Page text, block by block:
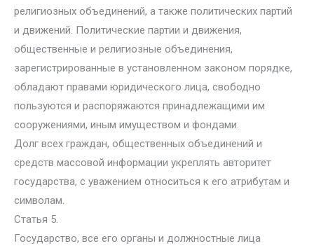
религиозных объединений, а также политических партий
и движений. Политические партии и движения,
общественные и религиозные объединения,
зарегистрированные в установленном законом порядке,
обладают правами юридического лица, свободно
пользуются и распоряжаются принадлежащими им
сооружениями, иным имуществом и фондами.
Долг всех граждан, общественных объединений и
средств массовой информации укреплять авторитет
государства, с уважением относиться к его атрибутам и
символам.
Статья 5.
Государство, все его органы и должностные лица